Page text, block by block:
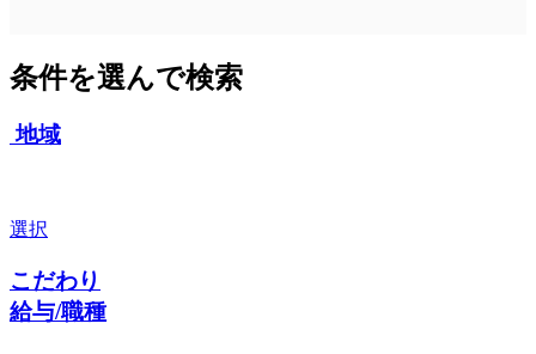
条件を選んで検索
地域
選択
こだわり
給与/職種